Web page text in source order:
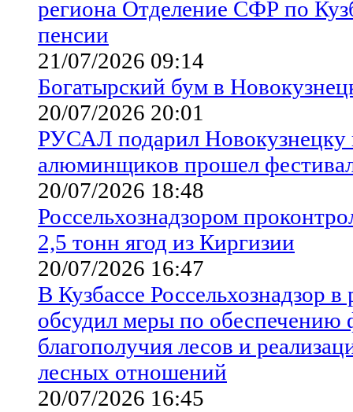
региона Отделение СФР по
пенсии
21/07/2026 09:14
Богатырский бум в
20/07/2026 20:01
РУСАЛ подарил Новокузнецку
алюминщиков прошел
20/07/2026 18:48
Россельхознадзором
2,5 тонн ягод из Киргизии
20/07/2026 16:47
В Кузбассе Россельхознадзор
обсудил меры по обеспечению
благополучия лесов и
лесных отношений
20/07/2026 16:45